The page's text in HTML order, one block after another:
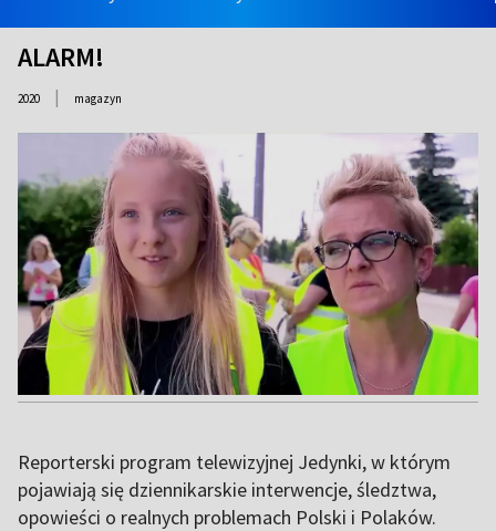
ALARM!
2020 | magazyn
Reporterski program telewizyjnej Jedynki, w którym
pojawiają się dziennikarskie interwencje, śledztwa,
opowieści o realnych problemach Polski i Polaków.